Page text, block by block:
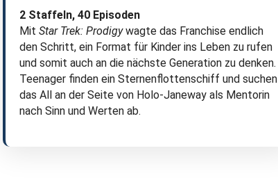
2 Staffeln, 40 Episoden
MitStar Trek: Prodigywagte das Franchise endlich
den Schritt, ein Format für Kinder ins Leben zu rufen
und somit auch an die nächste Generation zu denken.
Teenager finden ein Sternenflottenschiff und suchen
das All an der Seite von Holo-Janeway als Mentorin
nach Sinn und Werten ab.